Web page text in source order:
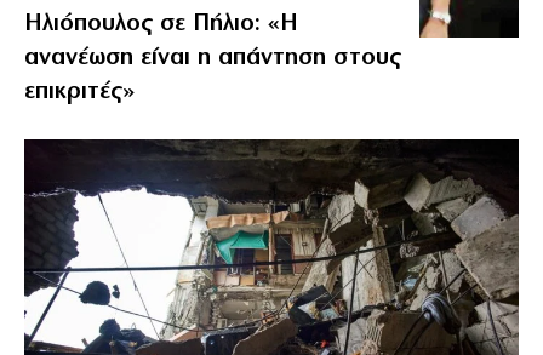
Ηλιόπουλος σε Πήλιο: «Η
ανανέωση είναι η απάντηση στους
επικριτές»